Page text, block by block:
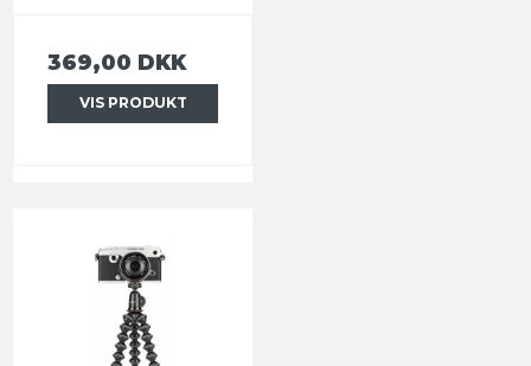
369,00 DKK
VIS PRODUKT